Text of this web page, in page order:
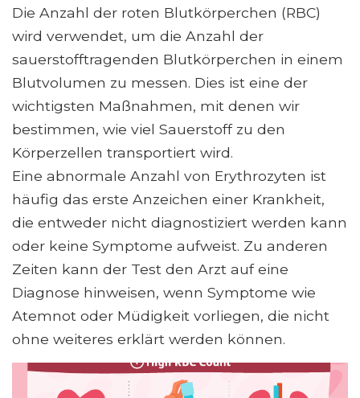
Die Anzahl der roten Blutkörperchen (RBC)
wird verwendet, um die Anzahl der
sauerstofftragenden Blutkörperchen in einem
Blutvolumen zu messen. Dies ist eine der
wichtigsten Maßnahmen, mit denen wir
bestimmen, wie viel Sauerstoff zu den
Körperzellen transportiert wird.
Eine abnormale Anzahl von Erythrozyten ist
häufig das erste Anzeichen einer Krankheit,
die entweder nicht diagnostiziert werden kann
oder keine Symptome aufweist. Zu anderen
Zeiten kann der Test den Arzt auf eine
Diagnose hinweisen, wenn Symptome wie
Atemnot oder Müdigkeit vorliegen, die nicht
ohne weiteres erklärt werden können.